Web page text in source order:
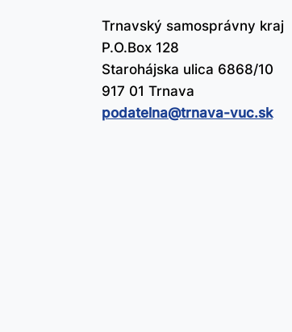
Trnavský samosprávny kraj
P.O.Box 128
Starohájska ulica 6868/10
917 01 Trnava
podatelna@​trnava-vuc.sk